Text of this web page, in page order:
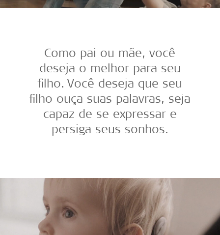
Como pai ou mãe, você
deseja o melhor para seu
filho. Você deseja que seu
filho ouça suas palavras, seja
capaz de se expressar e
persiga seus sonhos.